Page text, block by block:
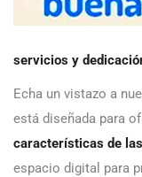
servicios y
Echa un vistazo a
está diseñada para
características de
espacio digital para